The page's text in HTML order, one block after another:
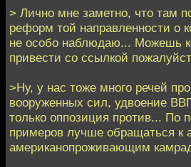
> Лично мне заметно, что там
реформ той направленности о
не особо наблюдаю... Можешь
привести со ссылкой
>Ну, у нас тоже много речей
вооруженных сил, удвоение
только оппозиция против... По
примеров лучше обращаться к
американопроживающим